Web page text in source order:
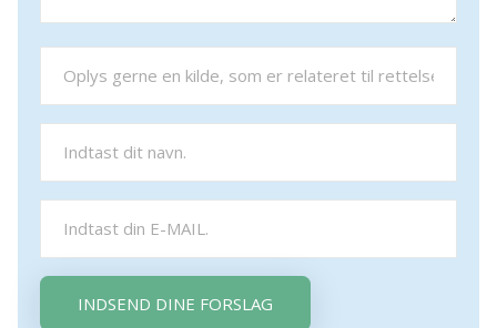
INDSEND DINE FORSLAG